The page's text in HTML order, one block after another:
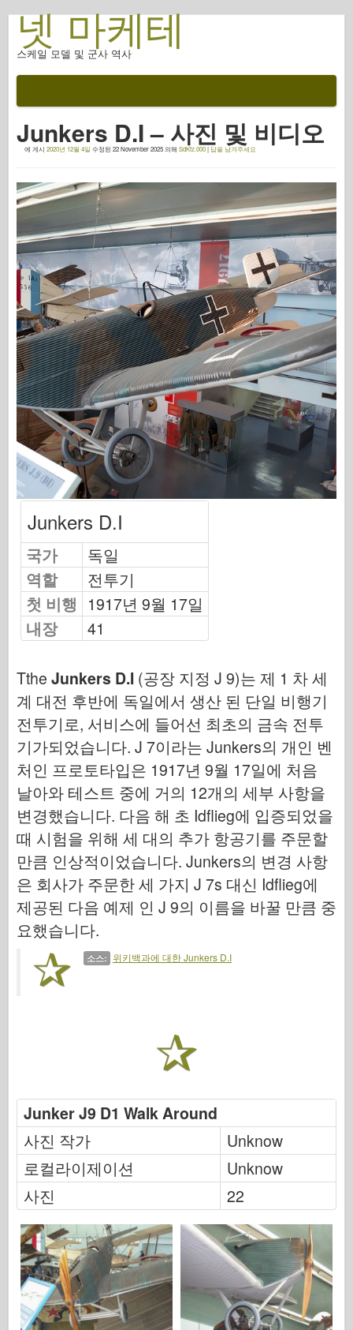
넷 마케테
스케일 모델 및 군사 역사
전투 후
AFV 무기
갑옷 포토갤러리
프로필의 갑옷
콩코드
너트 와 볼트
새로운 뱅가드
오스프리 모델링
오스프리 출판
편대 신호
탱크 파워
트럭 및 탱크
와펜 아스날
와이다닉투 군사
마케트
아카데미
에이스 모델
Airfix
공군
AZ 모델
블랙 독
야생마
사이버 취미
드네프로모델
드래곤
Eduard
E.T. 모델
헬러
취미 보스
IBG 모델
범례
멩 모델
잠수복
Junkers D.I – 사진 및 비디오
에 게시 2020년 12월 4일 수정된 22 November 2025 의해 SdKfz.000| 답을 남겨주세요
Junkers D.I
국가
독일
역할
전투기
첫 비행
1917년 9월 17일
내장
41
Tthe Junkers D.I (공장 지정 J 9)는 제 1 차 세
계 대전 후반에 독일에서 생산 된 단일 비행기
전투기로, 서비스에 들어선 최초의 금속 전투
기가되었습니다. J 7이라는 Junkers의 개인 벤
처인 프로토타입은 1917년 9월 17일에 처음
날아와 테스트 중에 거의 12개의 세부 사항을
변경했습니다. 다음 해 초 Idflieg에 입증되었을
때 시험을 위해 세 대의 추가 항공기를 주문할
만큼 인상적이었습니다. Junkers의 변경 사항
은 회사가 주문한 세 가지 J 7s 대신 Idflieg에
제공된 다음 예제 인 J 9의 이름을 바꿀 만큼 중
요했습니다.
소스: 위키백과에 대한 Junkers D.I
Junker J9 D1 Walk Around
사진 작가
Unknow
로컬라이제이션
Unknow
사진
22